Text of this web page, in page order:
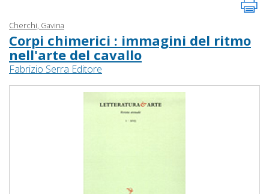
Cherchi, Gavina
Corpi chimerici : immagini del ritmo
nell'arte del cavallo
Fabrizio Serra Editore